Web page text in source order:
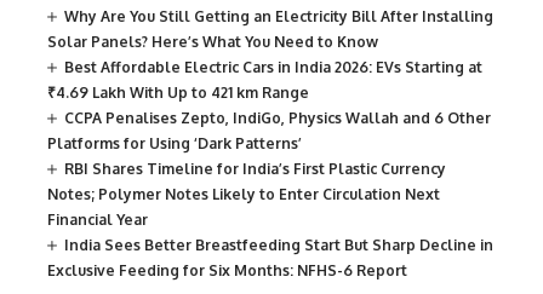
Why Are You Still Getting an Electricity Bill After Installing
Solar Panels? Here’s What You Need to Know
Best Affordable Electric Cars in India 2026: EVs Starting at
₹4.69 Lakh With Up to 421 km Range
CCPA Penalises Zepto, IndiGo, Physics Wallah and 6 Other
Platforms for Using ‘Dark Patterns’
RBI Shares Timeline for India’s First Plastic Currency
Notes; Polymer Notes Likely to Enter Circulation Next
Financial Year
India Sees Better Breastfeeding Start But Sharp Decline in
Exclusive Feeding for Six Months: NFHS-6 Report